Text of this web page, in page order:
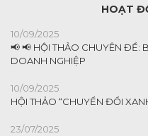
HOẠT
10/09/2025
📢 📢 HỘI THẢO CHUYÊN ĐỀ:
DOANH NGHIỆP
10/09/2025
HỘI THẢO “CHUYỂN ĐỔI
23/07/2025